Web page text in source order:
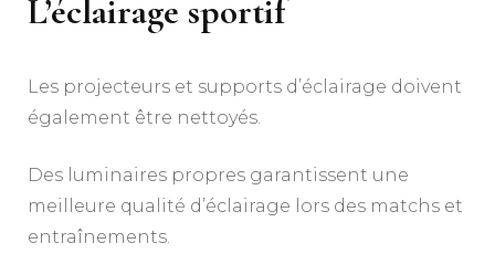
L’éclairage sportif
Les projecteurs et supports d’éclairage doivent
également être nettoyés.
Des luminaires propres garantissent une
meilleure qualité d’éclairage lors des matchs et
entraînements.